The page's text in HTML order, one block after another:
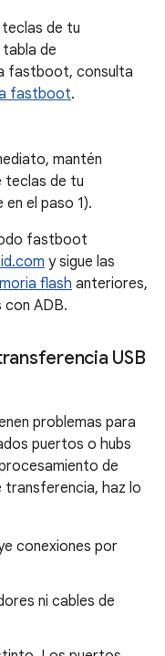
de tu
tabla de
fastboot, consulta
fastboot.
mantén
teclas de tu
el paso 1).
fastboot
y sigue las
flash anteriores,
ADB.
USB
problemas para
puertos o hubs
de
haz lo
conexiones por
ni cables de